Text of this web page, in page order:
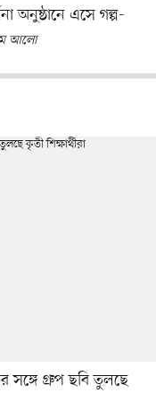
অনুষ্ঠানে এসে গল্প-
আলো
সঙ্গে গ্রুপ ছবি তুলছে